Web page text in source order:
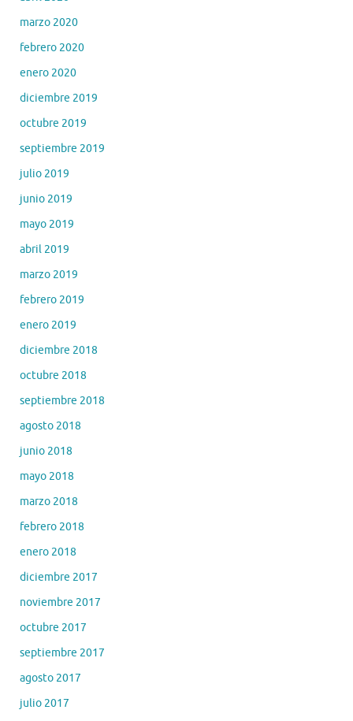
marzo 2020
febrero 2020
enero 2020
diciembre 2019
octubre 2019
septiembre 2019
julio 2019
junio 2019
mayo 2019
abril 2019
marzo 2019
febrero 2019
enero 2019
diciembre 2018
octubre 2018
septiembre 2018
agosto 2018
junio 2018
mayo 2018
marzo 2018
febrero 2018
enero 2018
diciembre 2017
noviembre 2017
octubre 2017
septiembre 2017
agosto 2017
julio 2017